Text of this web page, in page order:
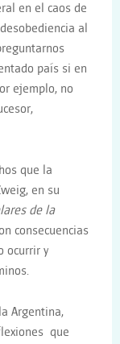
en el caos de
al
país si en
ejemplo, no
que la
en su
de la
consecuencias
ocurrir y
Argentina,
que